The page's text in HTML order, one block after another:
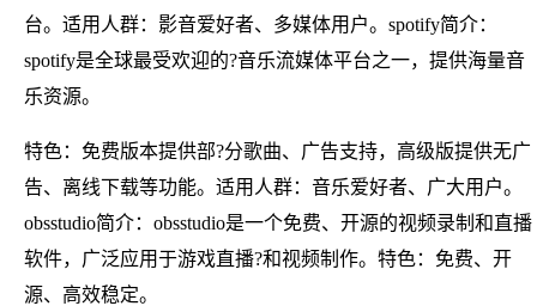
台。适用人群：影音爱好者、多媒体用户。spotify简介：
spotify是全球最受欢迎的?音乐流媒体平台之一，提供海量音
乐资源。
特色：免费版本提供部?分歌曲、广告支持，高级版提供无广
告、离线下载等功能。适用人群：音乐爱好者、广大用户。
obsstudio简介：obsstudio是一个免费、开源的视频录制和直播
软件，广泛应用于游戏直播?和视频制作。特色：免费、开
源、高效稳定。